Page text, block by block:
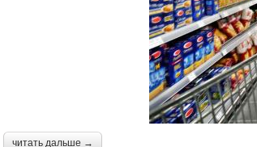
читать дальше →